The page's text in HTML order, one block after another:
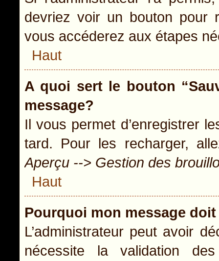
devriez voir un bouton pour
vous accéderez aux étapes
Haut
A quoi sert le bouton
message?
Il vous permet d’enregistrer
tard. Pour les recharger,
Aperçu --> Gestion des
Haut
Pourquoi mon message
L’administrateur peut avoir
nécessite la validation